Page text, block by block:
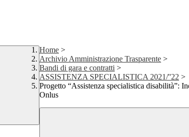
Home >
Archivio Amministrazione Trasparente >
Bandi di gara e contratti >
ASSISTENZA SPECIALISTICA 2021/''22 >
Progetto “Assistenza specialistica disabilità”:
Onlus